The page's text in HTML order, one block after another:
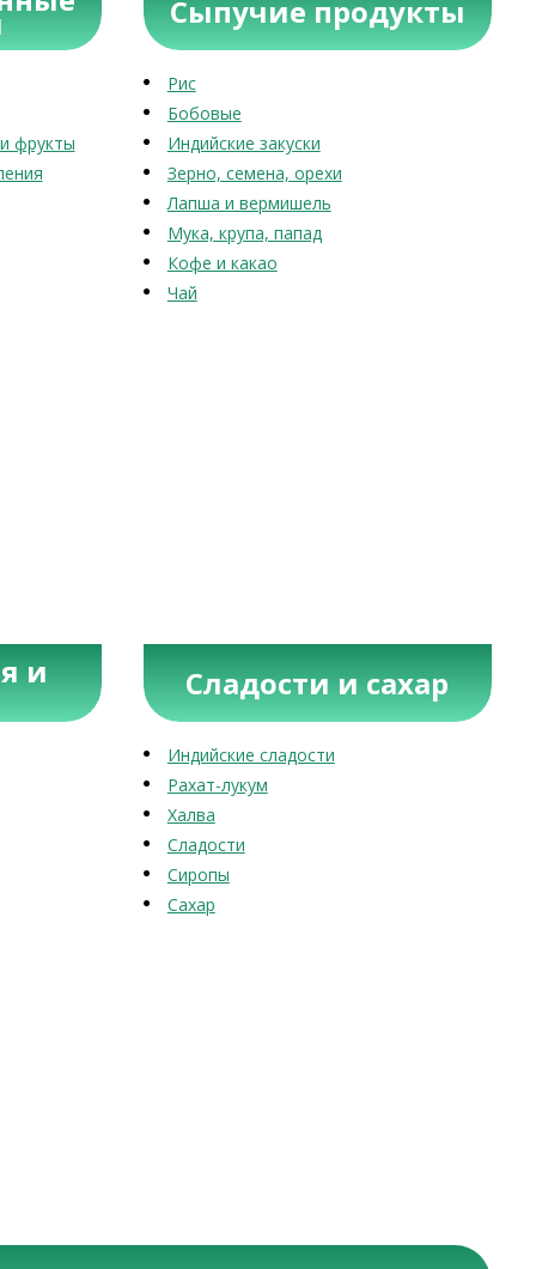
фрукты
Сыпучие продукты
Рис
Бобовые
Индийские закуски
Зерно, семена, орехи
Лапша и вермишель
Мука, крупа, папад
Кофе и какао
Чай
и Сладости и сахар
Индийские сладости
Рахат-лукум
Халва
Сладости
Сиропы
Сахар